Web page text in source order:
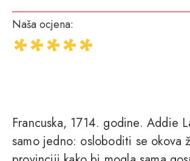
Naša ocjena:
Francuska, 1714. godine. Addie
samo jedno: osloboditi se okova